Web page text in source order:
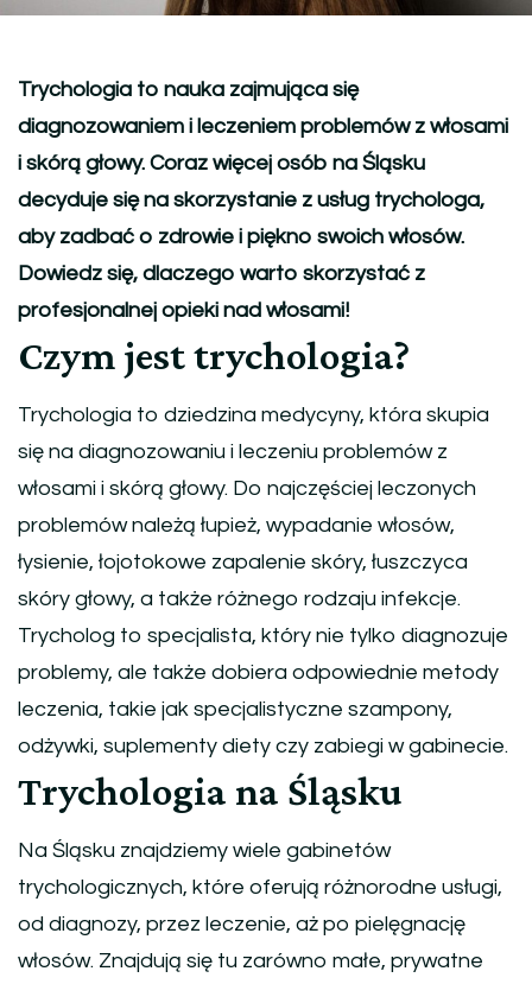
Trychologia to nauka zajmująca się
diagnozowaniem i leczeniem problemów z włosami
i skórą głowy. Coraz więcej osób na Śląsku
decyduje się na skorzystanie z usług trychologa,
aby zadbać o zdrowie i piękno swoich włosów.
Dowiedz się, dlaczego warto skorzystać z
profesjonalnej opieki nad włosami!
Czym jest trychologia?
Trychologia to dziedzina medycyny, która skupia
się na diagnozowaniu i leczeniu problemów z
włosami i skórą głowy. Do najczęściej leczonych
problemów należą łupież, wypadanie włosów,
łysienie, łojotokowe zapalenie skóry, łuszczyca
skóry głowy, a także różnego rodzaju infekcje.
Trycholog to specjalista, który nie tylko diagnozuje
problemy, ale także dobiera odpowiednie metody
leczenia, takie jak specjalistyczne szampony,
odżywki, suplementy diety czy zabiegi w gabinecie.
Trychologia na Śląsku
Na Śląsku znajdziemy wiele gabinetów
trychologicznych, które oferują różnorodne usługi,
od diagnozy, przez leczenie, aż po pielęgnację
włosów. Znajdują się tu zarówno małe, prywatne